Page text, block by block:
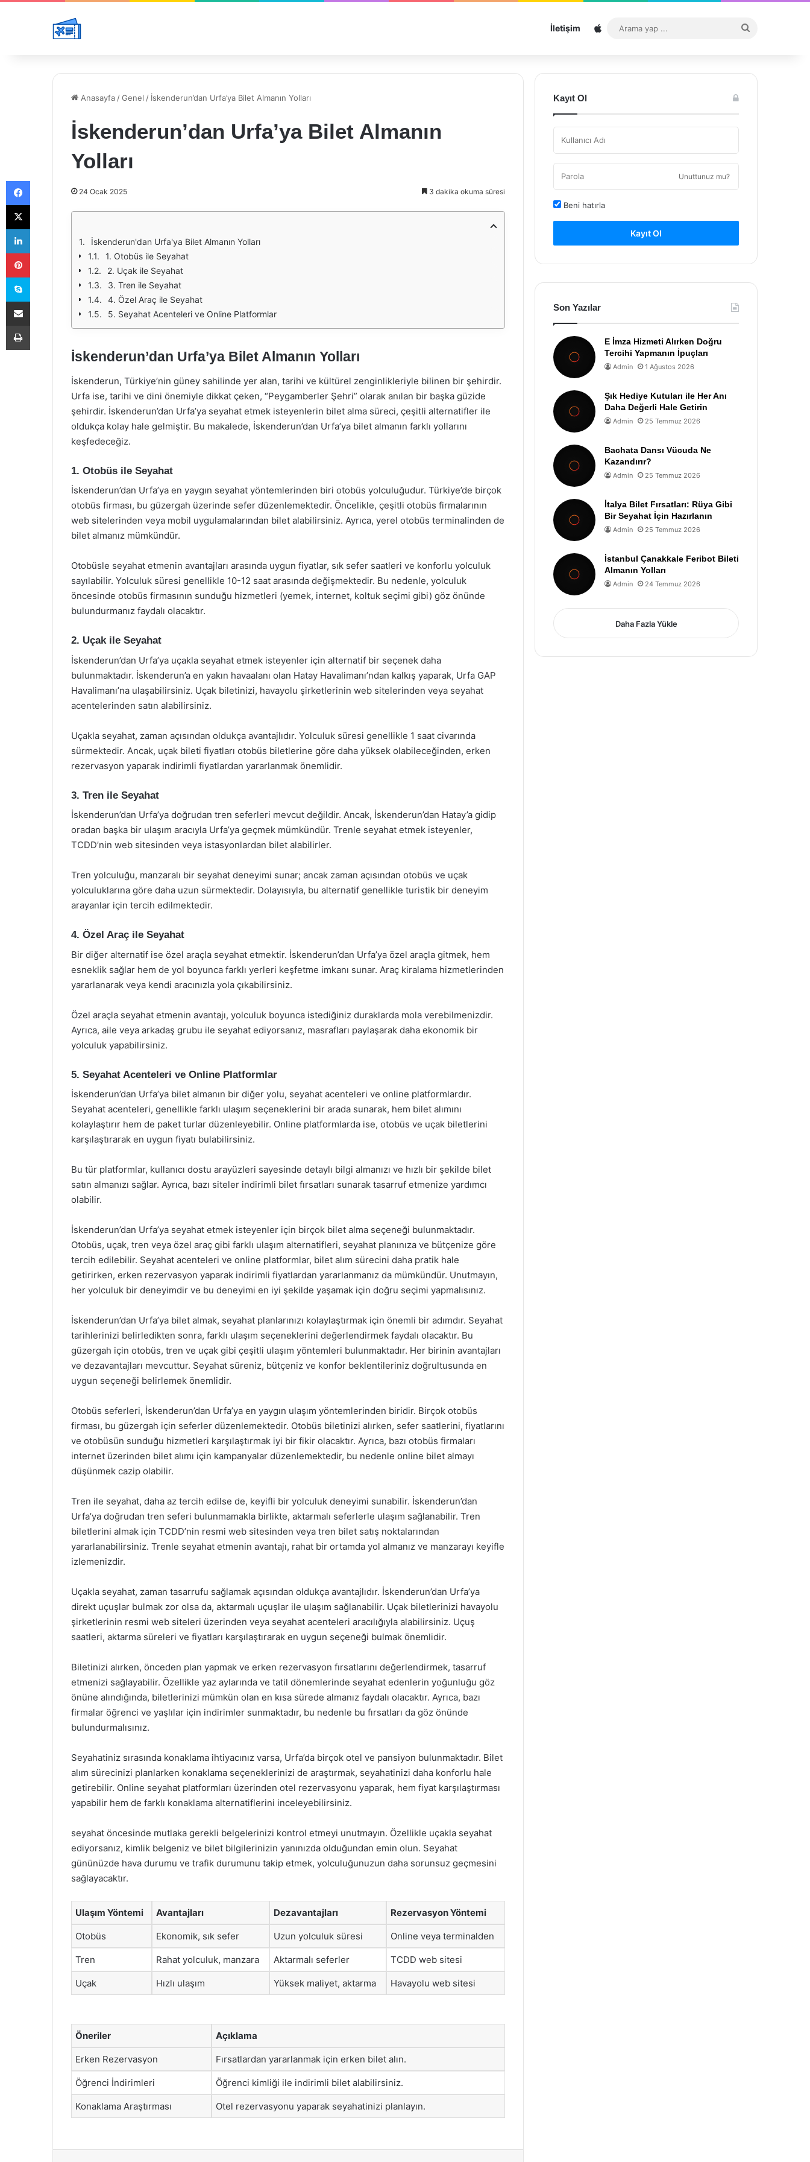
İletişim Sitemap
...
Anasayfa /Genel / İskenderun’dan Urfa’ya Bilet Almanın Yolları
İskenderun’dan Urfa’ya Bilet Almanın
Yolları
24 Ocak 2025 3 dakika okuma süresi
İskenderun'dan Urfa'ya Bilet Almanın Yolları
1. Otobüs ile Seyahat
2. Uçak ile Seyahat
3. Tren ile Seyahat
4. Özel Araç ile Seyahat
5. Seyahat Acenteleri ve Online Platformlar
İskenderun’dan Urfa’ya Bilet Almanın Yolları
İskenderun, Türkiye’nin güney sahilinde yer alan, tarihi ve kültürel zenginlikleriyle bilinen bir şehirdir.
Urfa ise, tarihi ve dini önemiyle dikkat çeken, “Peygamberler Şehri” olarak anılan bir başka güzide
şehirdir. İskenderun’dan Urfa’ya seyahat etmek isteyenlerin bilet alma süreci, çeşitli alternatifler ile
oldukça kolay hale gelmiştir. Bu makalede, İskenderun’dan Urfa’ya bilet almanın farklı yollarını
keşfedeceğiz.
1. Otobüs ile Seyahat
İskenderun’dan Urfa’ya en yaygın seyahat yöntemlerinden biri otobüs yolculuğudur. Türkiye’de birçok
otobüs firması, bu güzergah üzerinde sefer düzenlemektedir. Öncelikle, çeşitli otobüs firmalarının
web sitelerinden veya mobil uygulamalarından bilet alabilirsiniz. Ayrıca, yerel otobüs terminalinden de
bilet almanız mümkündür.
Otobüsle seyahat etmenin avantajları arasında uygun fiyatlar, sık sefer saatleri ve konforlu yolculuk
sayılabilir. Yolculuk süresi genellikle 10-12 saat arasında değişmektedir. Bu nedenle, yolculuk
öncesinde otobüs firmasının sunduğu hizmetleri (yemek, internet, koltuk seçimi gibi) göz önünde
bulundurmanız faydalı olacaktır.
2. Uçak ile Seyahat
İskenderun’dan Urfa’ya uçakla seyahat etmek isteyenler için alternatif bir seçenek daha
bulunmaktadır. İskenderun’a en yakın havaalanı olan Hatay Havalimanı’ndan kalkış yaparak, Urfa GAP
Havalimanı’na ulaşabilirsiniz. Uçak biletinizi, havayolu şirketlerinin web sitelerinden veya seyahat
acentelerinden satın alabilirsiniz.
Uçakla seyahat, zaman açısından oldukça avantajlıdır. Yolculuk süresi genellikle 1 saat civarında
sürmektedir. Ancak, uçak bileti fiyatları otobüs biletlerine göre daha yüksek olabileceğinden, erken
rezervasyon yaparak indirimli fiyatlardan yararlanmak önemlidir.
3. Tren ile Seyahat
İskenderun’dan Urfa’ya doğrudan tren seferleri mevcut değildir. Ancak, İskenderun’dan Hatay’a gidip
oradan başka bir ulaşım aracıyla Urfa’ya geçmek mümkündür. Trenle seyahat etmek isteyenler,
TCDD’nin web sitesinden veya istasyonlardan bilet alabilirler.
Tren yolculuğu, manzaralı bir seyahat deneyimi sunar; ancak zaman açısından otobüs ve uçak
yolculuklarına göre daha uzun sürmektedir. Dolayısıyla, bu alternatif genellikle turistik bir deneyim
arayanlar için tercih edilmektedir.
4. Özel Araç ile Seyahat
Bir diğer alternatif ise özel araçla seyahat etmektir. İskenderun’dan Urfa’ya özel araçla gitmek, hem
esneklik sağlar hem de yol boyunca farklı yerleri keşfetme imkanı sunar. Araç kiralama hizmetlerinden
yararlanarak veya kendi aracınızla yola çıkabilirsiniz.
Özel araçla seyahat etmenin avantajı, yolculuk boyunca istediğiniz duraklarda mola verebilmenizdir.
Ayrıca, aile veya arkadaş grubu ile seyahat ediyorsanız, masrafları paylaşarak daha ekonomik bir
yolculuk yapabilirsiniz.
5. Seyahat Acenteleri ve Online Platformlar
İskenderun’dan Urfa’ya bilet almanın bir diğer yolu, seyahat acenteleri ve online platformlardır.
Seyahat acenteleri, genellikle farklı ulaşım seçeneklerini bir arada sunarak, hem bilet alımını
kolaylaştırır hem de paket turlar düzenleyebilir. Online platformlarda ise, otobüs ve uçak biletlerini
karşılaştırarak en uygun fiyatı bulabilirsiniz.
Bu tür platformlar, kullanıcı dostu arayüzleri sayesinde detaylı bilgi almanızı ve hızlı bir şekilde bilet
satın almanızı sağlar. Ayrıca, bazı siteler indirimli bilet fırsatları sunarak tasarruf etmenize yardımcı
olabilir.
İskenderun’dan Urfa’ya seyahat etmek isteyenler için birçok bilet alma seçeneği bulunmaktadır.
Otobüs, uçak, tren veya özel araç gibi farklı ulaşım alternatifleri, seyahat planınıza ve bütçenize göre
tercih edilebilir. Seyahat acenteleri ve online platformlar, bilet alım sürecini daha pratik hale
getirirken, erken rezervasyon yaparak indirimli fiyatlardan yararlanmanız da mümkündür. Unutmayın,
her yolculuk bir deneyimdir ve bu deneyimi en iyi şekilde yaşamak için doğru seçimi yapmalısınız.
İskenderun’dan Urfa’ya bilet almak, seyahat planlarınızı kolaylaştırmak için önemli bir adımdır. Seyahat
tarihlerinizi belirledikten sonra, farklı ulaşım seçeneklerini değerlendirmek faydalı olacaktır. Bu
güzergah için otobüs, tren ve uçak gibi çeşitli ulaşım yöntemleri bulunmaktadır. Her birinin avantajları
ve dezavantajları mevcuttur. Seyahat süreniz, bütçeniz ve konfor beklentileriniz doğrultusunda en
uygun seçeneği belirlemek önemlidir.
Otobüs seferleri, İskenderun’dan Urfa’ya en yaygın ulaşım yöntemlerinden biridir. Birçok otobüs
firması, bu güzergah için seferler düzenlemektedir. Otobüs biletinizi alırken, sefer saatlerini, fiyatlarını
ve otobüsün sunduğu hizmetleri karşılaştırmak iyi bir fikir olacaktır. Ayrıca, bazı otobüs firmaları
internet üzerinden bilet alımı için kampanyalar düzenlemektedir, bu nedenle online bilet almayı
düşünmek cazip olabilir.
Tren ile seyahat, daha az tercih edilse de, keyifli bir yolculuk deneyimi sunabilir. İskenderun’dan
Urfa’ya doğrudan tren seferi bulunmamakla birlikte, aktarmalı seferlerle ulaşım sağlanabilir. Tren
biletlerini almak için TCDD’nin resmi web sitesinden veya tren bilet satış noktalarından
yararlanabilirsiniz. Trenle seyahat etmenin avantajı, rahat bir ortamda yol almanız ve manzarayı keyifle
izlemenizdir.
Uçakla seyahat, zaman tasarrufu sağlamak açısından oldukça avantajlıdır. İskenderun’dan Urfa’ya
direkt uçuşlar bulmak zor olsa da, aktarmalı uçuşlar ile ulaşım sağlanabilir. Uçak biletlerinizi havayolu
şirketlerinin resmi web siteleri üzerinden veya seyahat acenteleri aracılığıyla alabilirsiniz. Uçuş
saatleri, aktarma süreleri ve fiyatları karşılaştırarak en uygun seçeneği bulmak önemlidir.
Biletinizi alırken, önceden plan yapmak ve erken rezervasyon fırsatlarını değerlendirmek, tasarruf
etmenizi sağlayabilir. Özellikle yaz aylarında ve tatil dönemlerinde seyahat edenlerin yoğunluğu göz
önüne alındığında, biletlerinizi mümkün olan en kısa sürede almanız faydalı olacaktır. Ayrıca, bazı
firmalar öğrenci ve yaşlılar için indirimler sunmaktadır, bu nedenle bu fırsatları da göz önünde
bulundurmalısınız.
Seyahatiniz sırasında konaklama ihtiyacınız varsa, Urfa’da birçok otel ve pansiyon bulunmaktadır. Bilet
alım sürecinizi planlarken konaklama seçeneklerinizi de araştırmak, seyahatinizi daha konforlu hale
getirebilir. Online seyahat platformları üzerinden otel rezervasyonu yaparak, hem fiyat karşılaştırması
yapabilir hem de farklı konaklama alternatiflerini inceleyebilirsiniz.
seyahat öncesinde mutlaka gerekli belgelerinizi kontrol etmeyi unutmayın. Özellikle uçakla seyahat
ediyorsanız, kimlik belgeniz ve bilet bilgilerinizin yanınızda olduğundan emin olun. Seyahat
gününüzde hava durumu ve trafik durumunu takip etmek, yolculuğunuzun daha sorunsuz geçmesini
sağlayacaktır.
Ulaşım Yöntemi Avantajları Dezavantajları Rezervasyon Yöntemi
Otobüs Ekonomik, sık sefer Uzun yolculuk süresi Online veya terminalden
Tren Rahat yolculuk, manzara Aktarmalı seferler TCDD web sitesi
Uçak Hızlı ulaşım Yüksek maliyet, aktarma Havayolu web sitesi
Öneriler Açıklama
Erken Rezervasyon Fırsatlardan yararlanmak için erken bilet alın.
Öğrenci İndirimleri Öğrenci kimliği ile indirimli bilet alabilirsiniz.
Konaklama Araştırması Otel rezervasyonu yaparak seyahatinizi planlayın.
Kayıt Ol
Unuttunuz mu?
Beni hatırla
Kayıt Ol
Son Yazılar
E İmza Hizmeti Alırken Doğru
Tercihi Yapmanın İpuçları
Admin 1 Ağustos 2026
Şık Hediye Kutuları ile Her Anı
Daha Değerli Hale Getirin
Admin 25 Temmuz 2026
Bachata Dansı Vücuda Ne
Kazandırır?
Admin 25 Temmuz 2026
İtalya Bilet Fırsatları: Rüya Gibi
Bir Seyahat İçin Hazırlanın
Admin 25 Temmuz 2026
İstanbul Çanakkale Feribot Bileti
Almanın Yolları
Admin 24 Temmuz 2026
Daha Fazla Yükle
Facebook
X
LinkedIn
Pinterest
Skype
E-Posta ile paylaş